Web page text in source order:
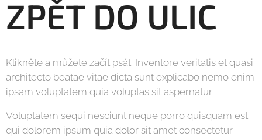
ZPĚT DO ULIC
Klikněte a můžete začít psát. Inventore veritatis et quasi
architecto beatae vitae dicta sunt explicabo nemo enim
ipsam voluptatem quia voluptas sit aspernatur.
Voluptatem sequi nesciunt neque porro quisquam est
qui dolorem ipsum quia dolor sit amet consectetur